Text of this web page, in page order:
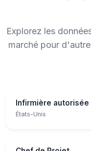
Explorez les
marché pour
Infirmière autorisée
États-Unis